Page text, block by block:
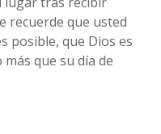
recuerde que usted
posible, que Dios es
que su día de